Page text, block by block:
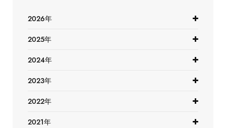
2026年
2025年
2024年
2023年
2022年
2021年